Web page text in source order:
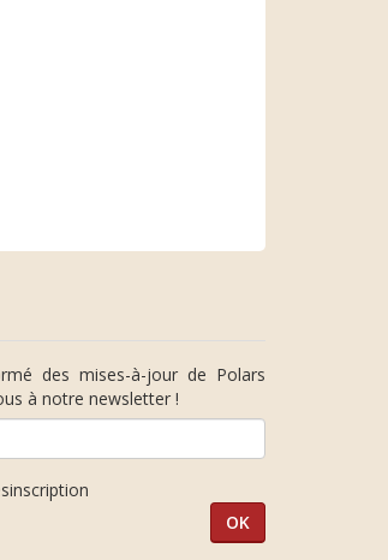
des mises-à-jour de Polars
à notre newsletter !